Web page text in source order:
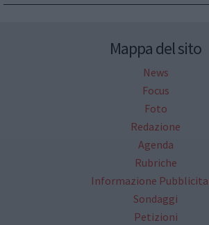
Mappa del sito
News
Focus
Foto
Redazione
Agenda
Rubriche
Informazione
Sondaggi
Petizioni